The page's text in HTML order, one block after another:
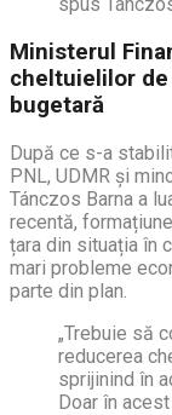
Ministerul
cheltuielilor
bugetară
După ce s-a
PNL, UDMR și
Tánczos Barna a
recentă,
țara din situația în
mari probleme
parte din plan.
„Trebuie să
reducerea
sprijinind în
Doar în